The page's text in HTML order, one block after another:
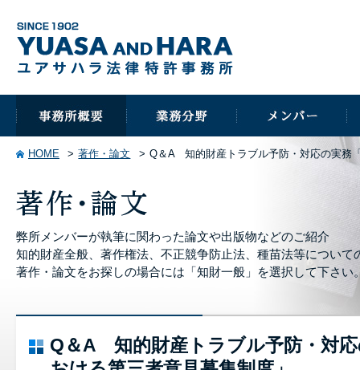
HOME 著作・論文 Q＆A 知的財産トラブル予防・対応の実務
弊所メンバーが執筆に関わった論文や出版物などのご紹介
知的財産全般、著作権法、不正競争防止法、種苗法等について
著作・論文をお探しの場合には「知財一般」を選択して下さい
Q＆A 知的財産トラブル予防・対